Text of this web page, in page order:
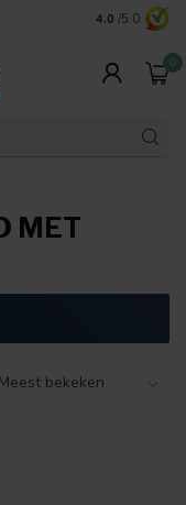
Veilige
4.0 /5.0
0
MET